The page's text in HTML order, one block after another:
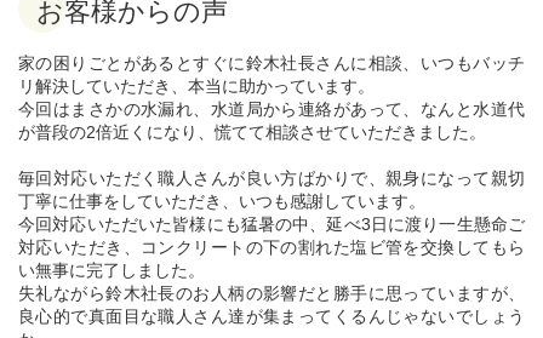
お客様からの声
家の困りごとがあるとすぐに鈴木社長さんに相談、いつもバッチ
リ解決していただき、本当に助かっています。
今回はまさかの水漏れ、水道局から連絡があって、なんと水道代
が普段の2倍近くになり、慌てて相談させていただきました。
毎回対応いただく職人さんが良い方ばかりで、親身になって親切
丁寧に仕事をしていただき、いつも感謝しています。
今回対応いただいた皆様にも猛暑の中、延べ3日に渡り一生懸命ご
対応いただき、コンクリートの下の割れた塩ビ管を交換してもら
い無事に完了しました。
失礼ながら鈴木社長のお人柄の影響だと勝手に思っていますが、
良心的で真面目な職人さん達が集まってくるんじゃないでしょう